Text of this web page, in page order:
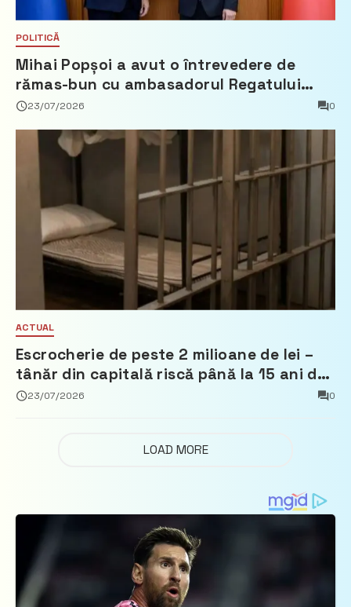
POLITICĂ
Mihai Popșoi a avut o întrevedere de
rămas-bun cu ambasadorul Regatului
Țărilor de Jos, Fred Duijn
23/07/2026 0
ACTUAL
Escrocherie de peste 2 milioane de lei –
tânăr din capitală riscă până la 15 ani de
închisoare
23/07/2026 0
LOAD MORE